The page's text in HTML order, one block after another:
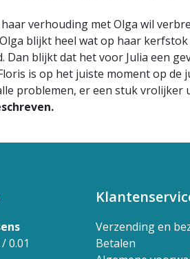
verhouding met Olga wil
blijkt heel wat op haar
Dan blijkt dat het voor Julia een
is op het juiste moment op
problemen, er een stuk vrolijker
0.01
Verzending en
Betalen